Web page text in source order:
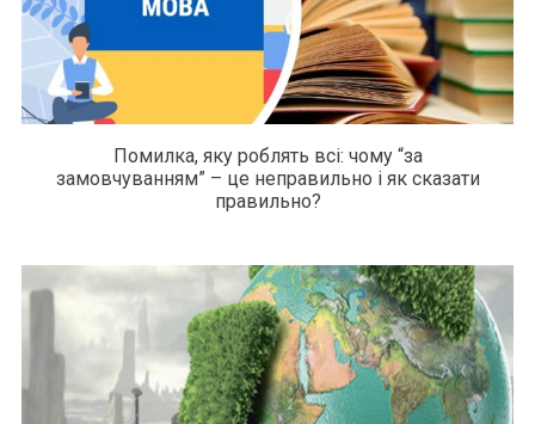
Помилка, яку роблять всі: чому “за
замовчуванням” – це неправильно і як сказати
правильно?